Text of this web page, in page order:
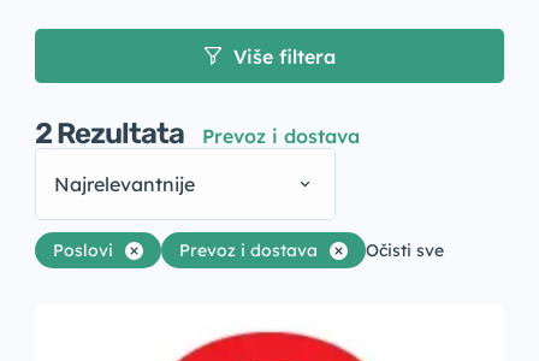
Više filtera
2Rezultata
Prevoz i dostava
Najrelevantnije
Poslovi Prevoz i dostava Očisti sve